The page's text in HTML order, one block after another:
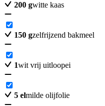
200 gwitte kaas
150 gzelfrijzend bakmeel
1wit vrij uitloopei
5 elmilde olijfolie